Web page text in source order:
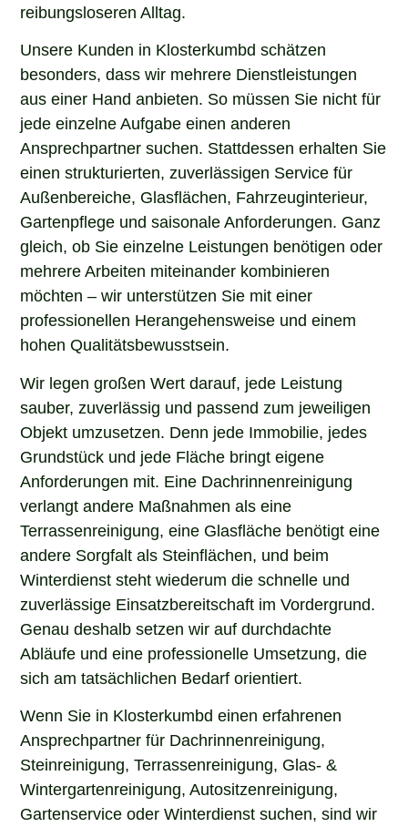
reibungsloseren Alltag.
Unsere Kunden in Klosterkumbd schätzen
besonders, dass wir mehrere Dienstleistungen
aus einer Hand anbieten. So müssen Sie nicht für
jede einzelne Aufgabe einen anderen
Ansprechpartner suchen. Stattdessen erhalten Sie
einen strukturierten, zuverlässigen Service für
Außenbereiche, Glasflächen, Fahrzeuginterieur,
Gartenpflege und saisonale Anforderungen. Ganz
gleich, ob Sie einzelne Leistungen benötigen oder
mehrere Arbeiten miteinander kombinieren
möchten – wir unterstützen Sie mit einer
professionellen Herangehensweise und einem
hohen Qualitätsbewusstsein.
Wir legen großen Wert darauf, jede Leistung
sauber, zuverlässig und passend zum jeweiligen
Objekt umzusetzen. Denn jede Immobilie, jedes
Grundstück und jede Fläche bringt eigene
Anforderungen mit. Eine Dachrinnenreinigung
verlangt andere Maßnahmen als eine
Terrassenreinigung, eine Glasfläche benötigt eine
andere Sorgfalt als Steinflächen, und beim
Winterdienst steht wiederum die schnelle und
zuverlässige Einsatzbereitschaft im Vordergrund.
Genau deshalb setzen wir auf durchdachte
Abläufe und eine professionelle Umsetzung, die
sich am tatsächlichen Bedarf orientiert.
Wenn Sie in Klosterkumbd einen erfahrenen
Ansprechpartner für Dachrinnenreinigung,
Steinreinigung, Terrassenreinigung, Glas- &
Wintergartenreinigung, Autositzenreinigung,
Gartenservice oder Winterdienst suchen, sind wir